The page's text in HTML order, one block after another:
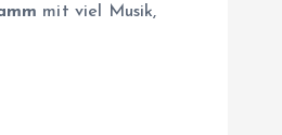
mit viel Musik,